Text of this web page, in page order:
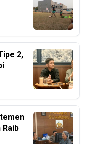
2,